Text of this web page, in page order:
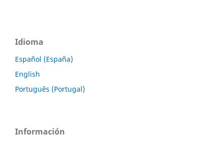
Idioma
Español (España)
English
Português (Portugal)
Información